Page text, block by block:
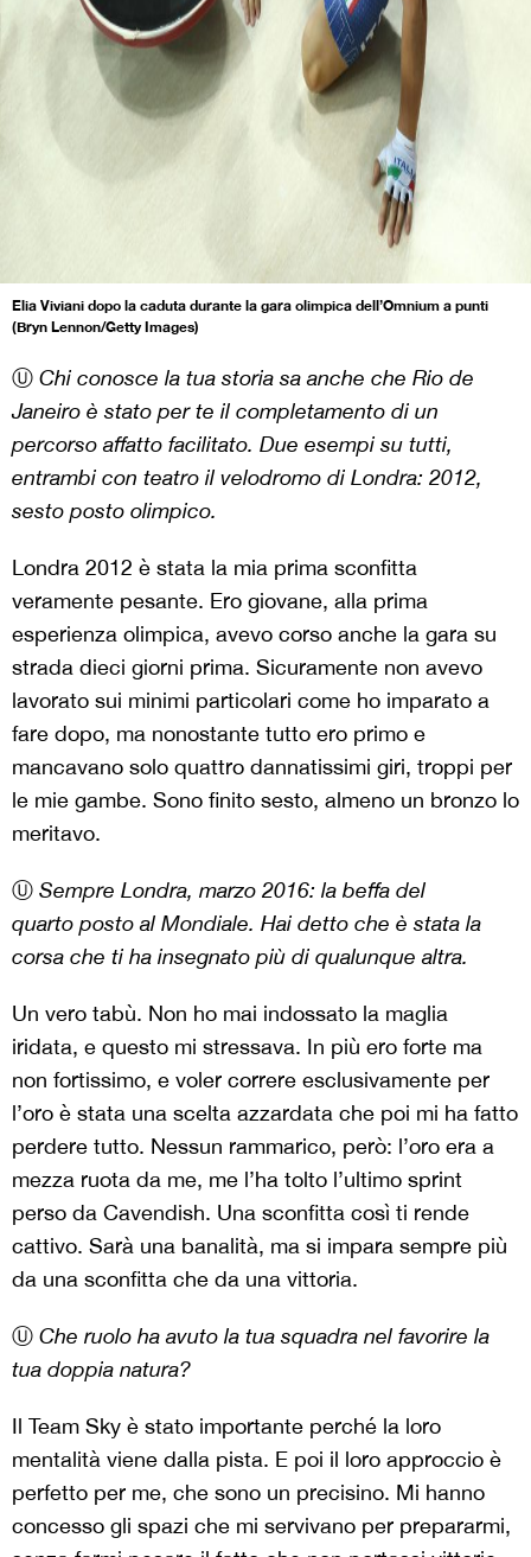
Elia Viviani dopo la caduta durante la gara olimpica dell’Omnium a punti
(Bryn Lennon/Getty Images)
Ⓤ Chi conosce la tua storia sa anche che Rio de
Janeiro è stato per te il completamento di un
percorso affatto facilitato. Due esempi su tutti,
entrambi con teatro il velodromo di Londra: 2012,
sesto posto olimpico.
Londra 2012 è stata la mia prima sconfitta
veramente pesante. Ero giovane, alla prima
esperienza olimpica, avevo corso anche la gara su
strada dieci giorni prima. Sicuramente non avevo
lavorato sui minimi particolari come ho imparato a
fare dopo, ma nonostante tutto ero primo e
mancavano solo quattro dannatissimi giri, troppi per
le mie gambe. Sono finito sesto, almeno un bronzo lo
meritavo.
Ⓤ Sempre Londra, marzo 2016: la beffa del
quarto posto al Mondiale. Hai detto che è stata la
corsa che ti ha insegnato più di qualunque altra.
Un vero tabù. Non ho mai indossato la maglia
iridata, e questo mi stressava. In più ero forte ma
non fortissimo, e voler correre esclusivamente per
l’oro è stata una scelta azzardata che poi mi ha fatto
perdere tutto. Nessun rammarico, però: l’oro era a
mezza ruota da me, me l’ha tolto l’ultimo sprint
perso da Cavendish. Una sconfitta così ti rende
cattivo. Sarà una banalità, ma si impara sempre più
da una sconfitta che da una vittoria.
Ⓤ Che ruolo ha avuto la tua squadra nel favorire la
tua doppia natura?
Il Team Sky è stato importante perché la loro
mentalità viene dalla pista. E poi il loro approccio è
perfetto per me, che sono un precisino. Mi hanno
concesso gli spazi che mi servivano per prepararmi,